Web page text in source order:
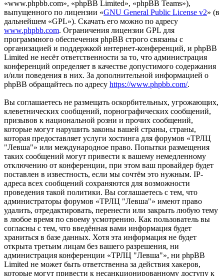
«www.phpbb.com», «phpBB Limited», «phpBB Teams»),
выпущенного по лицензии «GNU General Public License v2» (в
дальнейшем «GPL»). Скачать его можно по адресу
www.phpbb.com. Ограничения лицензии GPL для
программного обеспечения phpBB строго связаны с
организацией и поддержкой интернет-конференций, и phpBB
Limited не несёт ответственности за то, что администрация
конференций определяет в качестве допустимого содержания
и/или поведения в них. За дополнительной информацией о
phpBB обращайтесь по адресу https://www.phpbb.com/.
Вы соглашаетесь не размещать оскорбительных, угрожающих,
клеветнических сообщений, порнографических сообщений,
призывов к национальной розни и прочих сообщений,
которые могут нарушить законы вашей страны, страны,
которая предоставляет услуги хостинга для форумов «ТРЛЦ
"Левша"» или международное право. Попытки размещения
таких сообщений могут привести к вашему немедленному
отключению от конференции, при этом ваш провайдер будет
поставлен в известность, если мы сочтём это нужным. IP-
адреса всех сообщений сохраняются для возможности
проведения такой политики. Вы соглашаетесь с тем, что
администраторы форумов «ТРЛЦ "Левша"» имеют право
удалить, отредактировать, перенести или закрыть любую тему
в любое время по своему усмотрению. Как пользователь вы
согласны с тем, что введённая вами информация будет
храниться в базе данных. Хотя эта информация не будет
открыта третьим лицам без вашего разрешения, ни
администрация конференции «ТРЛЦ "Левша"», ни phpBB
Limited не может быть ответственна за действия хакеров,
которые могут привести к несанкционированному доступу к